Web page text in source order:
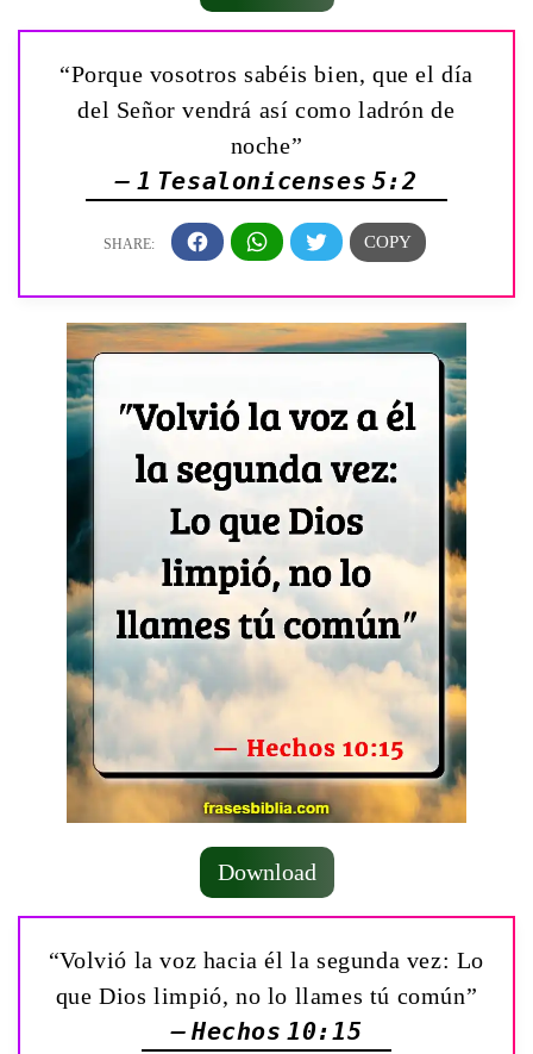
“Porque vosotros sabéis bien, que el día
del Señor vendrá así como ladrón de
noche”
— 1 Tesalonicenses 5:2
Download
“Volvió la voz hacia él la segunda vez: Lo
que Dios limpió, no lo llames tú común”
— Hechos 10:15